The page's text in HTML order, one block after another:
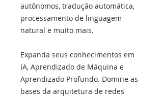
autônomos, tradução automática,
processamento de linguagem
natural e muito mais.
Expanda seus conhecimentos em
IA, Aprendizado de Máquina e
Aprendizado Profundo. Domine as
bases da arquitetura de redes